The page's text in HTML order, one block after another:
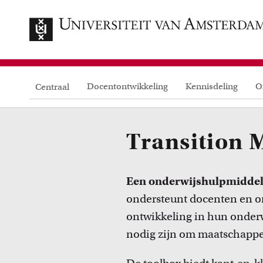
Centraal Docentontwikkeling Kennisdeling
Transition
Een
ondersteunt docenten en
ontwikkeling in hun
nodig zijn om